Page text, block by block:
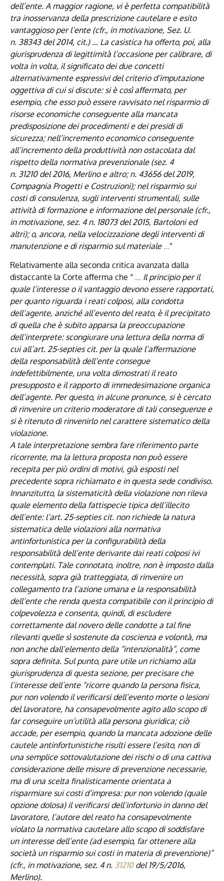
dell’ente. A maggior ragione, vi è perfetta compatibilità
tra inosservanza della prescrizione cautelare e esito
vantaggioso per l’ente (cfr., in motivazione, Sez. U.
n. 38343del 2014, cit.) … La casistica ha offerto, poi, alla
giurisprudenza di legittimità l’occasione per calibrare, di
volta in volta, il significato dei due concetti
alternativamente espressivi del criterio d’imputazione
oggettiva di cui si discute: si è così affermato, per
esempio, che esso può essere ravvisato nel risparmio di
risorse economiche conseguente alla mancata
predisposizione dei procedimenti e dei presidi di
sicurezza; nell’incremento economico conseguente
all’incremento della produttività non ostacolata dal
rispetto della normativa prevenzionale (sez. 4
n. 31210del 2016, Merlino e altro; n. 43656del 2019,
Compagnia Progetti e Costruzioni); nel risparmio sui
costi di consulenza, sugli interventi strumentali, sulle
attività di formazione e informazione del personale (cfr.,
in motivazione, sez. 4 n. 18073del 2015, Bartoloni ed
altri); o, ancora, nella velocizzazione degli interventi di
manutenzione e di risparmio sul materiale…”
Relativamente alla seconda critica avanzata dalla
distaccante la Corte afferma che “ … Il principio per il
quale l’interesse o il vantaggio devono essere rapportati,
per quanto riguarda i reati colposi, alla condotta
dell’agente, anziché all’evento del reato, è il precipitato
di quella che è subito apparsa la preoccupazione
dell’interprete: scongiurare una lettura della norma di
cui all’art. 25-septiescit. per la quale l’affermazione
della responsabilità dell’ente consegue
indefettibilmente, una volta dimostrati il reato
presupposto e il rapporto di immedesimazione organica
dell’agente. Per questo, in alcune pronunce, si è cercato
di rinvenire un criterio moderatore di tali conseguenze e
si è ritenuto di rinvenirlo nel carattere sistematico della
violazione.
A tale interpretazione sembra fare riferimento parte
ricorrente, ma la lettura proposta non può essere
recepita per più ordini di motivi, già esposti nel
precedente sopra richiamato e in questa sede condiviso.
Innanzitutto, la sistematicità della violazione non rileva
quale elemento della fattispecie tipica dell’illecito
dell’ente: l’art. 25-septies cit. non richiede la natura
sistematica delle violazioni alla normativa
antinfortunistica per la configurabilità della
responsabilità dell’ente derivante dai reati colposi ivi
contemplati. Tale connotato, inoltre, non è imposto dalla
necessità, sopra già tratteggiata, di rinvenire un
collegamento tra l’azione umana e la responsabilità
dell’ente che renda questa compatibile con il principio di
colpevolezza e consenta, quindi, di escludere
correttamente dal novero delle condotte a tal fine
rilevanti quelle sì sostenute da coscienza e volontà, ma
non anche dall’elemento della “intenzionalità”, come
sopra definita. Sul punto, pare utile un richiamo alla
giurisprudenza di questa sezione, per precisare che
l’interesse dell’ente “ricorre quando la persona fisica,
pur non volendo il verificarsi dell’evento morte o lesioni
del lavoratore, ha consapevolmente agito allo scopo di
far conseguire un’utilità alla persona giuridica; ciò
accade, per esempio, quando la mancata adozione delle
cautele antinfortunistiche risulti essere l’esito, non di
una semplice sottovalutazione dei rischi o di una cattiva
considerazione delle misure di prevenzione necessarie,
ma di una scelta finalisticamente orientata a
risparmiare sui costi d’impresa: pur non volendo (quale
opzione dolosa) il verificarsi dell’infortunio in danno del
lavoratore, l’autore del reato ha consapevolmente
violato la normativa cautelare allo scopo di soddisfare
un interesse dell’ente (ad esempio, far ottenere alla
società un risparmio sui costi in materia di prevenzione)”
(cfr., in motivazione, sez. 4 n. 31210del 19/5/2016,
Merlino).